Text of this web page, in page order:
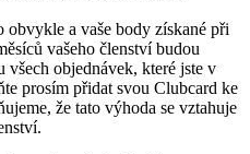
a vaše body získané při
vašeho členství budou
všech objednávek, které jste v
prosím přidat svou Clubcard ke
že tato výhoda se vztahuje